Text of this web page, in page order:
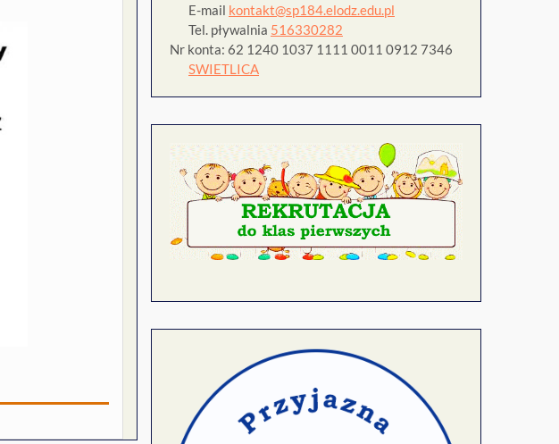
E-mail kontakt@sp184.elodz.edu.pl
Tel. pływalnia 516330282
Nr konta: 62 1240 1037 1111 0011 0912 7346
SWIETLICA